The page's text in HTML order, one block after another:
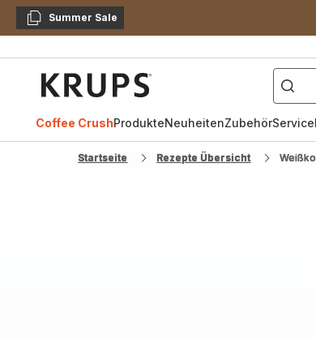
KopierenSummer Sale
Coffee CrushProdukteNeuheitenZubehörService
Startseite Rezepte Übersicht